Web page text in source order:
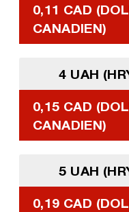
0,11 CAD
CANADIEN)
4 UAH
0,15 CAD
CANADIEN)
5 UAH
0,19 CAD